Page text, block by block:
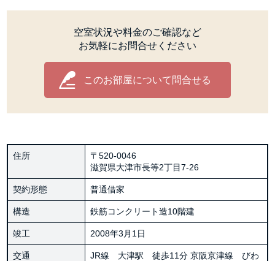
空室状況や料金のご確認など
お気軽にお問合せください
このお部屋について問合せる
住所
〒520-0046
滋賀県大津市長等2丁目7-26
契約形態 普通借家
構造 鉄筋コンクリート造10階建
竣工 2008年3月1日
交通
JR線 大津駅 徒歩11分 京阪京津線 びわ